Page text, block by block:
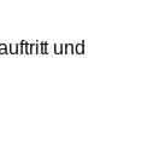
und